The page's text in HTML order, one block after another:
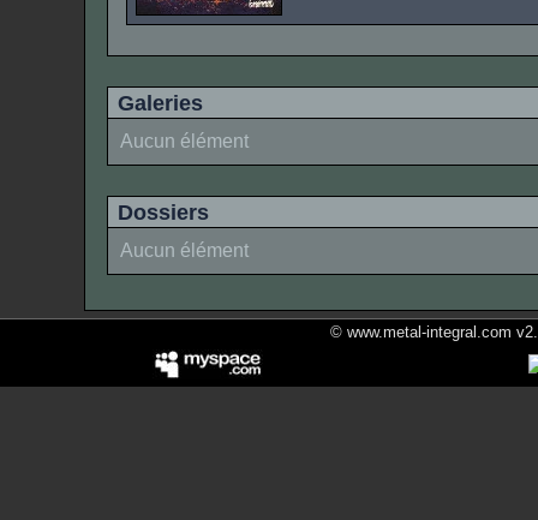
Galeries
Aucun élément
Dossiers
Aucun élément
© www.metal-integral.com